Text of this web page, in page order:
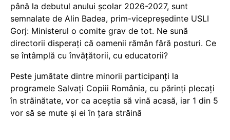
până la debutul anului școlar 2026-2027, sunt
semnalate de Alin Badea, prim-vicepreședinte USLI
Gorj: Ministerul o comite grav de tot. Ne sună
directorii disperați că oamenii rămân fără posturi. Ce
se întâmplă cu învățătorii, cu educatorii?
Peste jumătate dintre minorii participanți la
programele Salvați Copiii România, cu părinți plecați
în străinătate, vor ca aceștia să vină acasă, iar 1 din 5
vor să se mute și ei în țara străină